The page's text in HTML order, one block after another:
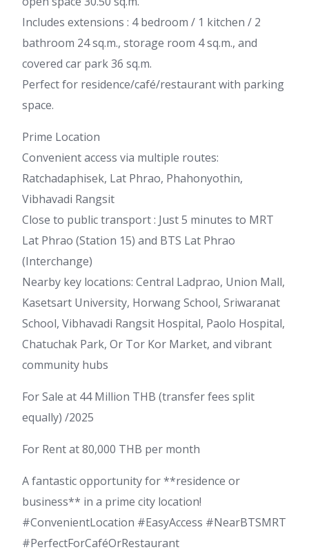
Includes extensions : 4 bedroom / 1 kitchen / 2
bathroom 24 sq.m., storage room 4 sq.m., and
covered car park 36 sq.m.
Perfect for residence/café/restaurant with parking
space.
Prime Location
Convenient access via multiple routes:
Ratchadaphisek, Lat Phrao, Phahonyothin,
Vibhavadi Rangsit
Close to public transport : Just 5 minutes to MRT
Lat Phrao (Station 15) and BTS Lat Phrao
(Interchange)
Nearby key locations: Central Ladprao, Union Mall,
Kasetsart University, Horwang School, Sriwaranat
School, Vibhavadi Rangsit Hospital, Paolo Hospital,
Chatuchak Park, Or Tor Kor Market, and vibrant
community hubs
For Sale at 44 Million THB (transfer fees split
equally) /2025
For Rent at 80,000 THB per month
A fantastic opportunity for **residence or
business** in a prime city location!
#ConvenientLocation #EasyAccess #NearBTSMRT
#PerfectForCaféOrRestaurant